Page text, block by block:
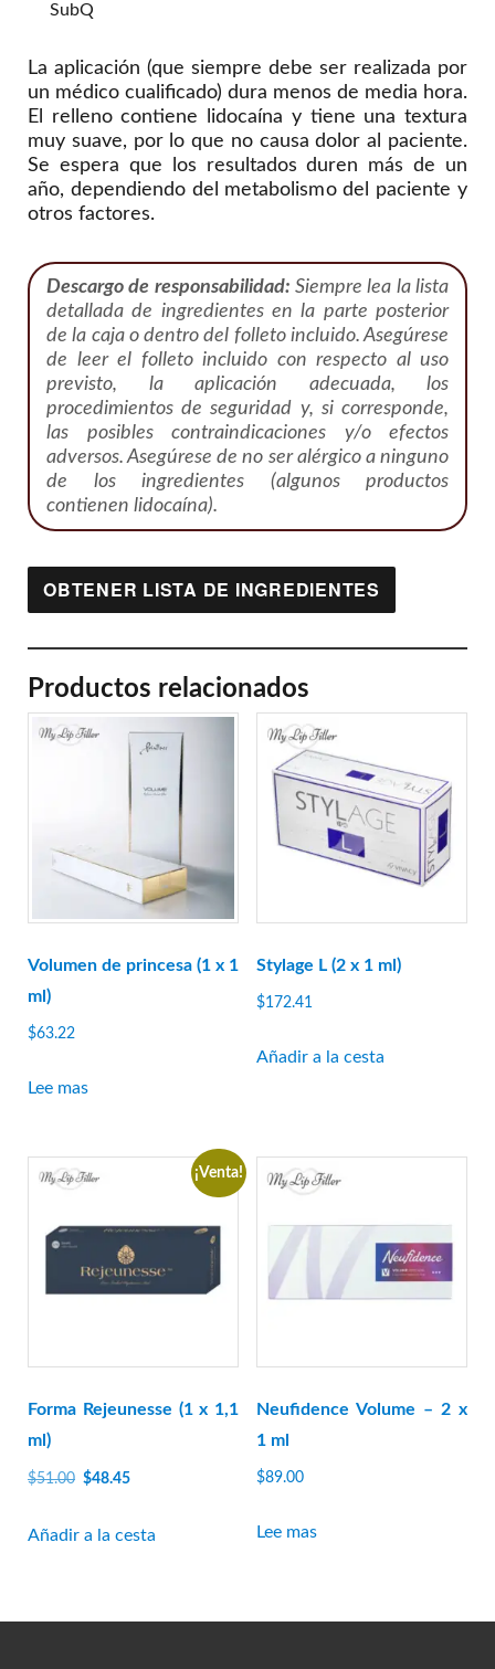
SubQ
La aplicación (que siempre debe ser realizada por
un médico cualificado) dura menos de media hora.
El relleno contiene lidocaína y tiene una textura
muy suave, por lo que no causa dolor al paciente.
Se espera que los resultados duren más de un
año, dependiendo del metabolismo del paciente y
otros factores.
Descargo de responsabilidad: Siempre lea la lista
detallada de ingredientes en la parte posterior
de la caja o dentro del folleto incluido. Asegúrese
de leer el folleto incluido con respecto al uso
previsto, la aplicación adecuada, los
procedimientos de seguridad y, si corresponde,
las posibles contraindicaciones y/o efectos
adversos. Asegúrese de no ser alérgico a ninguno
de los ingredientes (algunos productos
contienen lidocaína).
OBTENER LISTA DE INGREDIENTES
Productos relacionados
Volumen de princesa (1 x 1
ml)
$63.22
Lee mas
Stylage L (2 x 1 ml)
$172.41
Añadir a la cesta
¡Venta!
Forma Rejeunesse (1 x 1,1
ml)
$51.00 El
original
$48.45
actual
Añadir a la cesta
Neufidence Volume – 2 x
1 ml
$89.00
Lee mas